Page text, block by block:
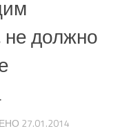
не должно
27.01.2014